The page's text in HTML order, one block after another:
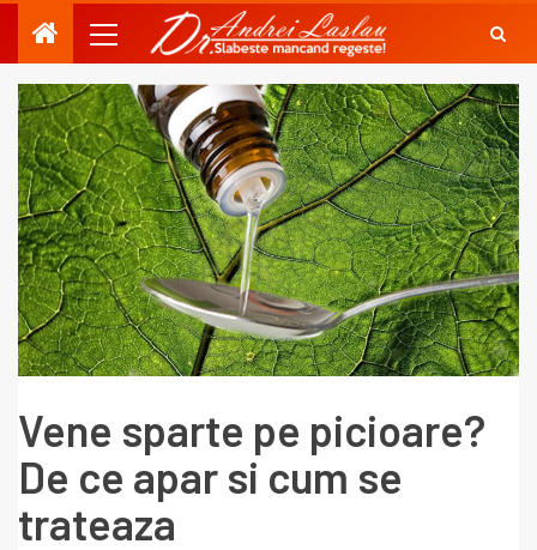
Vene sparte pe picioare?
De ce apar si cum se
trateaza